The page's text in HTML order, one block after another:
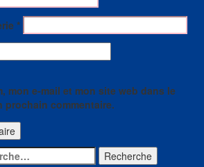
*
mon e-mail et mon site web dans le
prochain commentaire.
Recherche